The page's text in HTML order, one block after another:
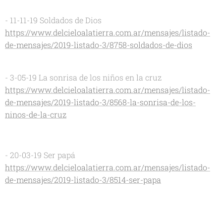
- 11-11-19 Soldados de Dios
https://www.delcieloalatierra.com.ar/mensajes/listado-
de-mensajes/2019-listado-3/8758-soldados-de-dios
- 3-05-19 La sonrisa de los niños en la cruz
https://www.delcieloalatierra.com.ar/mensajes/listado-
de-mensajes/2019-listado-3/8568-la-sonrisa-de-los-
ninos-de-la-cruz
- 20-03-19 Ser papá
https://www.delcieloalatierra.com.ar/mensajes/listado-
de-mensajes/2019-listado-3/8514-ser-papa